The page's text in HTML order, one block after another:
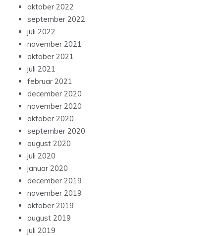
oktober 2022
september 2022
juli 2022
november 2021
oktober 2021
juli 2021
februar 2021
december 2020
november 2020
oktober 2020
september 2020
august 2020
juli 2020
januar 2020
december 2019
november 2019
oktober 2019
august 2019
juli 2019